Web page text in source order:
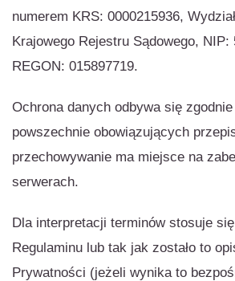
numerem KRS: 0000215936,
Krajowego Rejestru Sądowego, NIP:
REGON: 015897719.
Ochrona danych odbywa się
powszechnie obowiązujących
przechowywanie ma miejsce na
serwerach.
Dla interpretacji terminów stosuje
Regulaminu lub tak jak zostało to
Prywatności (jeżeli wynika to